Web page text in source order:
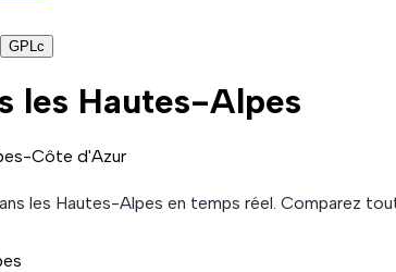
GPLc
les Hautes-Alpes
Côte d'Azur
les Hautes-Alpes en temps réel. Comparez